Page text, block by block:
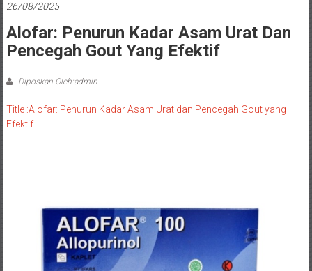
26/08/2025
Alofar: Penurun Kadar Asam Urat Dan
Pencegah Gout Yang Efektif
Diposkan Oleh:admin
Title :Alofar: Penurun Kadar Asam Urat dan Pencegah Gout yang
Efektif